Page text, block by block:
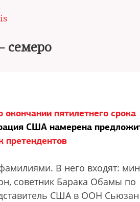
семеро
пятилетнего срока
США намерена
претендентов
В него входят:
советник Барака Обамы по
США в ООН Сьюзан